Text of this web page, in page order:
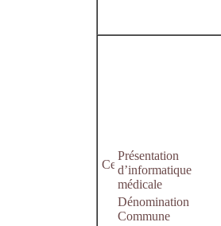
Présentation
d’informatique
médicale
Dénomination
Commune